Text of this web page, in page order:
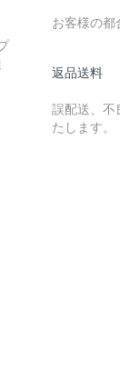
お客様の都
返品送料
誤配送、不
たします。